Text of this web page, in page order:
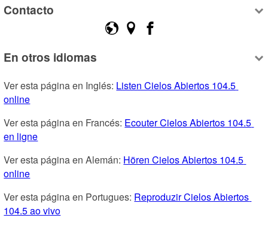
Contacto
En otros idiomas
Ver esta página en Inglés: Listen Cielos Abiertos 104.5
online
Ver esta página en Francés: Ecouter Cielos Abiertos 104.5
en ligne
Ver esta página en Alemán: Hören Cielos Abiertos 104.5
online
Ver esta página en Portugues: Reproduzir Cielos Abiertos
104.5 ao vivo